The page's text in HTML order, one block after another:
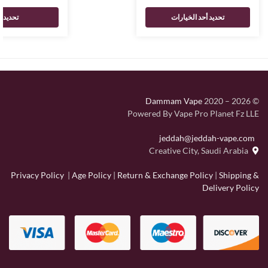
تحديد أحد الخيارات تحديد
©
Dammam Vape 2020 – 2026
Powered By Vape Pro Planet Fz LLE
Privacy Policy | Age Policy | Return & Exchange Policy | Shipping &
Delivery Policy